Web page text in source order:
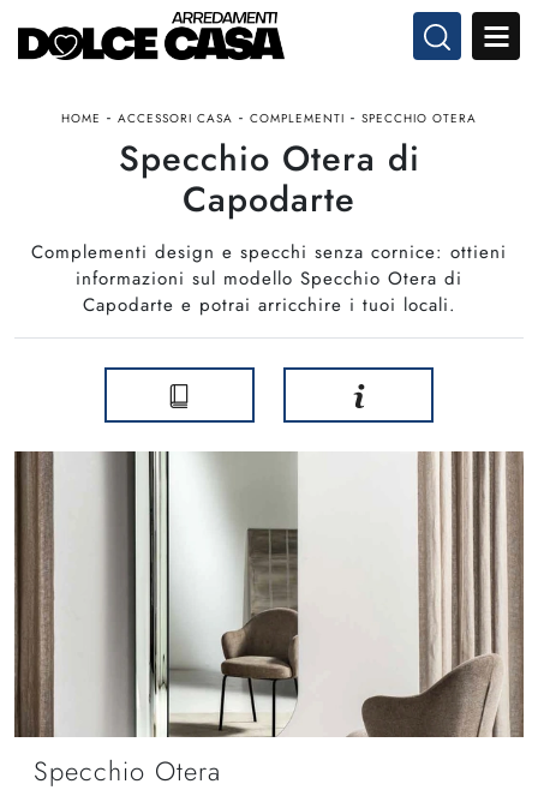
HOME - ACCESSORI CASA - COMPLEMENTI - SPECCHIO OTERA
Specchio Otera di
Capodarte
Complementi design e specchi senza cornice: ottieni
informazioni sul modello Specchio Otera di
Capodarte e potrai arricchire i tuoi locali.
Specchio Otera